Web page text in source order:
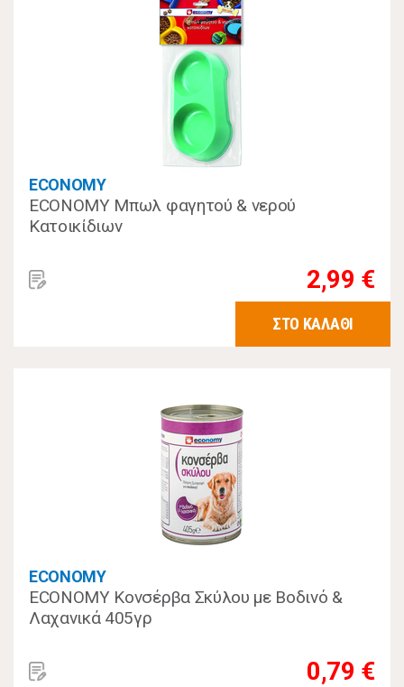
ECONOMY
ECONOMY Μπωλ φαγητού & νερού
Κατοικίδιων
2,99 €
ΣΤΟ ΚΑΛΑΘΙ
ECONOMY
ECONOMY Κονσέρβα Σκύλου με Βοδινό &
Λαχανικά 405γρ
0,79 €